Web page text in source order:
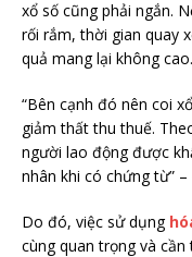
xổ số cũng phải ngắn.
rối rắm, thời gian quay
quả mang lại không cao.
“Bên cạnh đó nên coi
giảm thất thu thuế.
người lao động được
nhân khi có chứng từ”
Do đó, việc sử dụng
cùng quan trọng và